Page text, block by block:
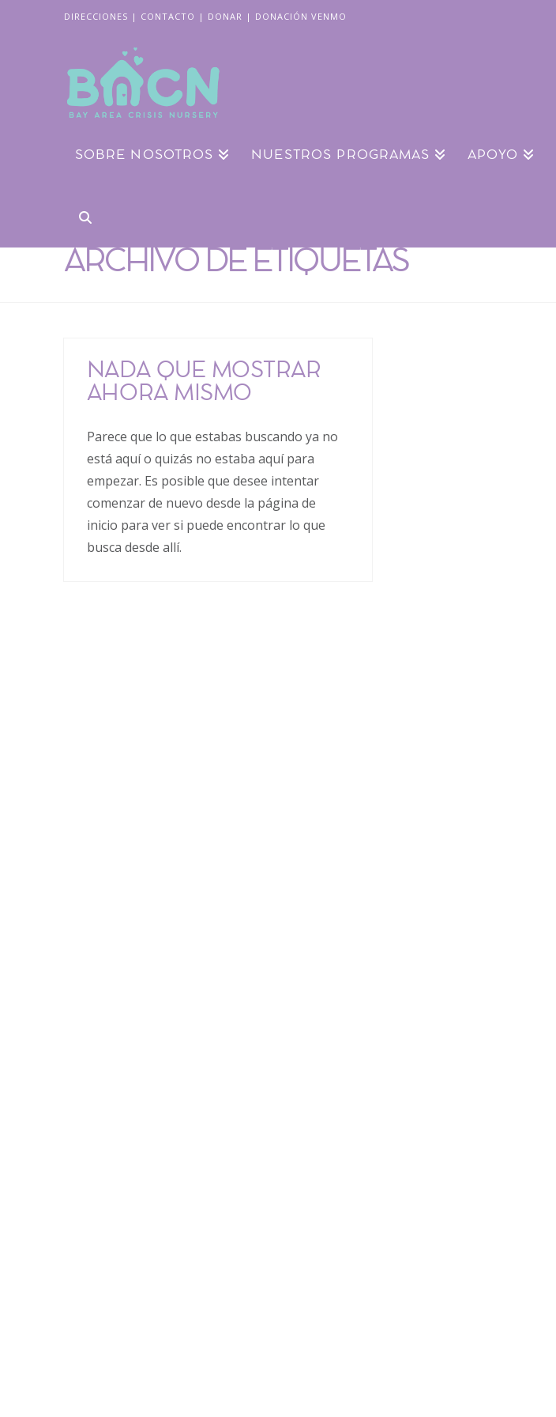
DIRECCIONES | CONTACTO | DONAR | DONACIÓN VENMO
SOBRE NOSOTROS NUESTROS PROGRAMAS APOYO
ARCHIVO DE ETIQUETAS
NADA QUE MOSTRAR
AHORA MISMO
Parece que lo que estabas buscando ya no
está aquí o quizás no estaba aquí para
empezar. Es posible que desee intentar
comenzar de nuevo desde la página de
inicio para ver si puede encontrar lo que
busca desde allí.